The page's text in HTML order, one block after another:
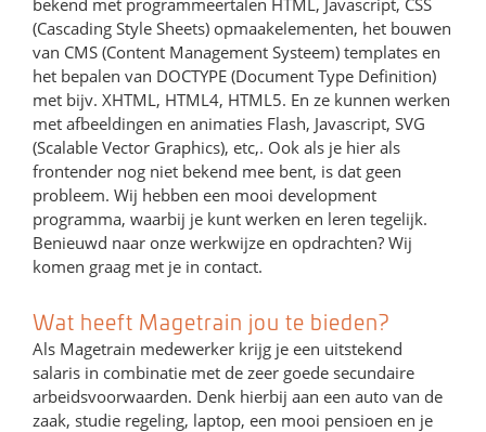
bekend met programmeertalen HTML, Javascript, CSS
(Cascading Style Sheets) opmaakelementen, het bouwen
van CMS (Content Management Systeem) templates en
het bepalen van DOCTYPE (Document Type Definition)
met bijv. XHTML, HTML4, HTML5. En ze kunnen werken
met afbeeldingen en animaties Flash, Javascript, SVG
(Scalable Vector Graphics), etc,. Ook als je hier als
frontender nog niet bekend mee bent, is dat geen
probleem. Wij hebben een mooi development
programma, waarbij je kunt werken en leren tegelijk.
Benieuwd naar onze werkwijze en opdrachten? Wij
komen graag met je in contact.
Wat heeft Magetrain jou te bieden?
Als Magetrain medewerker krijg je een uitstekend
salaris in combinatie met de zeer goede secundaire
arbeidsvoorwaarden. Denk hierbij aan een auto van de
zaak, studie regeling, laptop, een mooi pensioen en je